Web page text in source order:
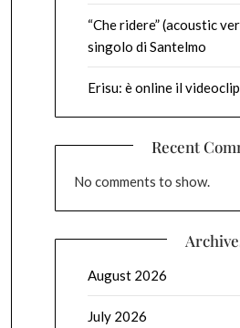
“Che ridere” (acoustic
singolo di Santelmo
Erisu: è online il
Recent
No comments to show.
August 2026
July 2026